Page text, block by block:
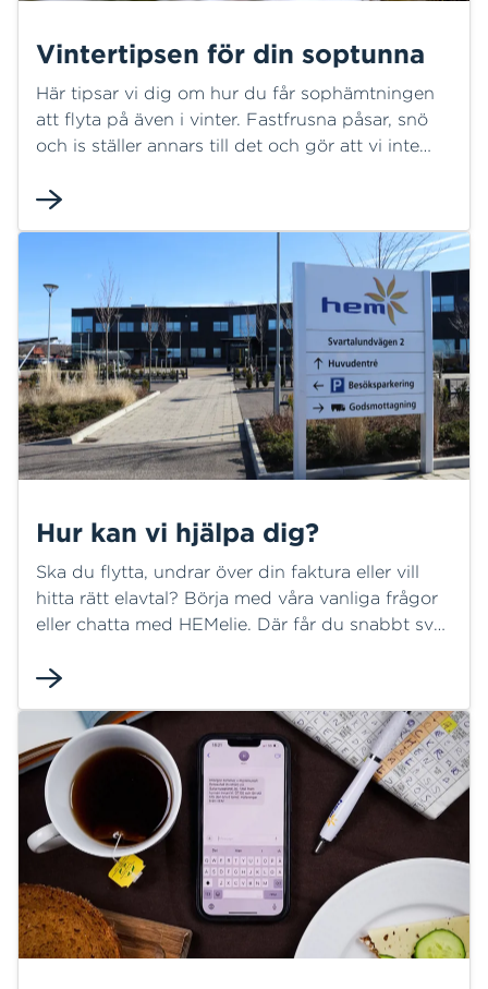
Vintertipsen för din soptunna
Här tipsar vi dig om hur du får sophämtningen
att flyta på även i vinter. Fastfrusna påsar, snö
och is ställer annars till det och gör att vi inte
Hur kan vi hjälpa dig?
Ska du flytta, undrar över din faktura eller vill
hitta rätt elavtal? Börja med våra vanliga frågor
eller chatta med HEMelie. Där får du snabbt svar
direkt. Behöver du mer hjälp finns vi här för dig.